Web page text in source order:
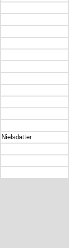
Nielsdatter